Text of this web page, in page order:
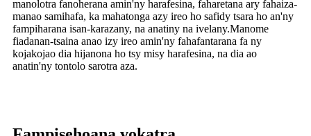
manolotra fanoherana amin'ny harafesina, faharetana ary fahaiza-
manao samihafa, ka mahatonga azy ireo ho safidy tsara ho an'ny
fampiharana isan-karazany, na anatiny na ivelany.Manome
fiadanan-tsaina anao izy ireo amin'ny fahafantarana fa ny
kojakojao dia hijanona ho tsy misy harafesina, na dia ao
anatin'ny tontolo sarotra aza.